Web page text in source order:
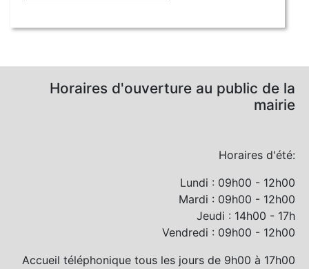
Horaires d'ouverture au public de la
mairie
Horaires d'été:
Lundi : 09h00 - 12h00
Mardi : 09h00 - 12h00
Jeudi : 14h00 - 17h
Vendredi : 09h00 - 12h00
Accueil téléphonique tous les jours de 9h00 à 17h00